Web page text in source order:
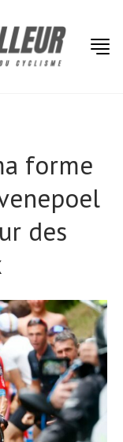
forme
des